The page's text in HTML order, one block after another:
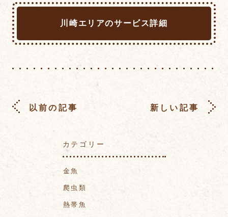
川崎エリアのサービス詳細
以前の記事 新しい記事
カテゴリー
金魚
爬虫類
熱帯魚